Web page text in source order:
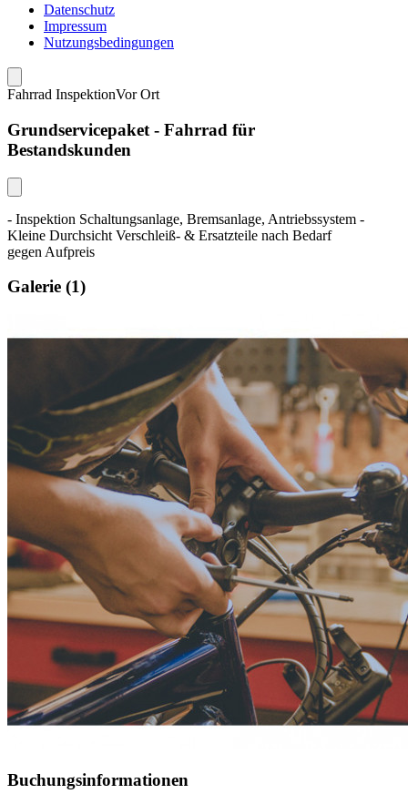
Datenschutz
Impressum
Nutzungsbedingungen
Fahrrad InspektionVor Ort
Grundservicepaket - Fahrrad für
Bestandskunden
- Inspektion Schaltungsanlage, Bremsanlage, Antriebssystem -
Kleine Durchsicht Verschleiß- & Ersatzteile nach Bedarf
gegen Aufpreis
Galerie (1)
Buchungsinformationen